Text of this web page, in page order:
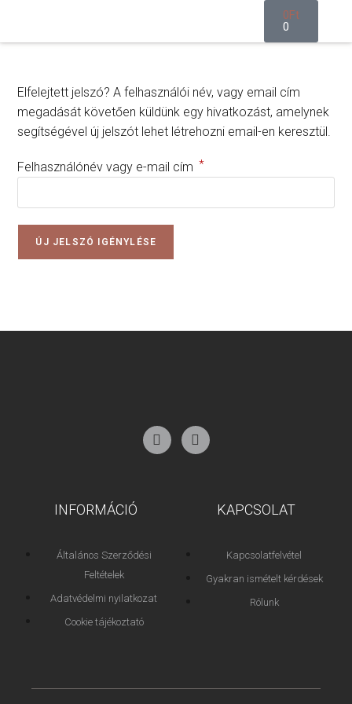
0Ft
0
Elfelejtett jelszó? A felhasználói név, vagy email cím
megadását követően küldünk egy hivatkozást, amelynek
segítségével új jelszót lehet létrehozni email-en keresztül.
Felhasználónév vagy e-mail cím *
ÚJ JELSZÓ IGÉNYLÉSE
INFORMÁCIÓ
Általános Szerződési
Feltételek
Adatvédelmi nyilatkozat
Cookie tájékoztató
KAPCSOLAT
Kapcsolatfelvétel
Gyakran ismételt kérdések
Rólunk